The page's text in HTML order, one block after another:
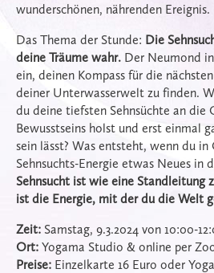
wunderschönen, nährenden Ereignis.
Das Thema der Stunde: Die
deine Träume wahr. Der Neumond
ein, deinen Kompass für die
deiner Unterwasserwelt zu finden.
du deine tiefsten Sehnsüchte an die
Bewusstseins holst und erst einmal
sein lässt? Was entsteht, wenn du
Sehnsuchts-Energie etwas Neues in
Sehnsucht ist wie eine Standleitung
ist die Energie, mit der du die Welt
Zeit: Samstag, 9.3.2024 von 10:00-
Ort: Yogama Studio & online per
Preise: Einzelkarte 16 Euro oder